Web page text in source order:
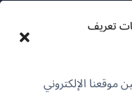
تعريف
الإلكتروني